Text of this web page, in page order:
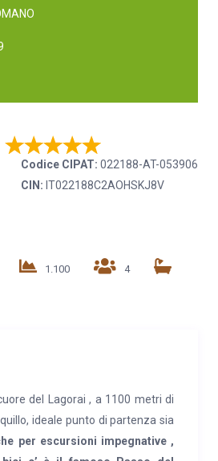
Codice CIPAT: 022188-AT-053906
CIN: IT022188C2AOHSKJ8V
1.100
4
del Lagorai , a 1100 metri di
ideale punto di partenza sia
per escursioni impegnative ,